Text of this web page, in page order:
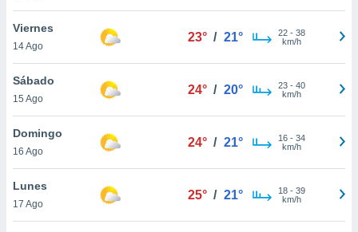
de
disponible
cookies
aceptar
Viernes
14 Ago
23° / 21° 22- 38
km/h
Sábado
15 Ago
24° / 20° 23- 40
km/h
Domingo
16 Ago
24° / 21° 16- 34
km/h
Lunes
17 Ago
25° / 21° 18- 39
km/h